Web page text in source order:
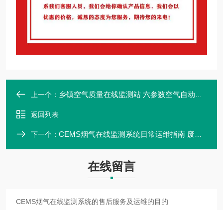
上一个： 乡镇空气质量在线监测站 六参数空气自动检测站
返回列表
下一个： CEMS烟气在线监测系统日常运维指南 废气在线运维
在线留言